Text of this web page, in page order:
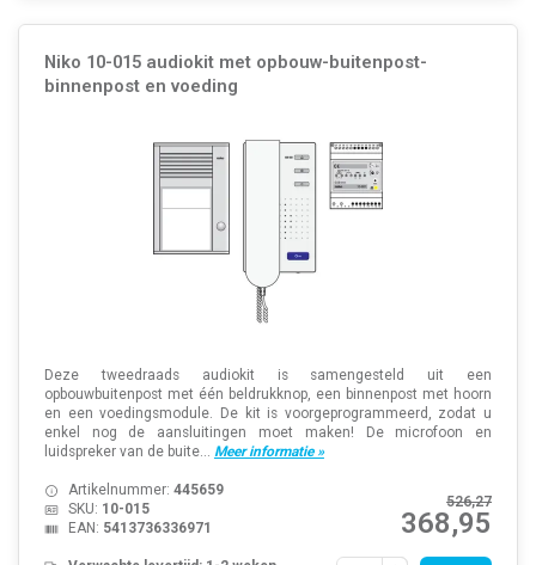
Niko 10-015 audiokit met opbouw-buitenpost-
binnenpost en voeding
Deze tweedraads audiokit is samengesteld uit een
opbouwbuitenpost met één beldrukknop, een binnenpost met hoorn
en een voedingsmodule. De kit is voorgeprogrammeerd, zodat u
enkel nog de aansluitingen moet maken! De microfoon en
luidspreker van de buite... Meer informatie »
526,27
368,95
Artikelnummer: 445659
SKU: 10-015
EAN: 5413736336971